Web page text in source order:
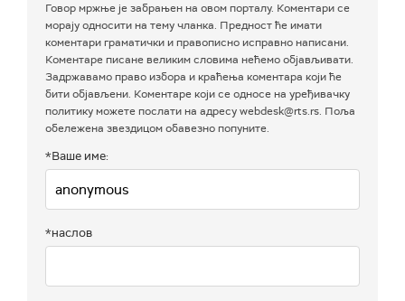
Говор мржње је забрањен на овом порталу. Коментари се
морају односити на тему чланка. Предност ће имати
коментари граматички и правописно исправно написани.
Коментаре писане великим словима нећемо објављивати.
Задржавамо право избора и краћења коментара који ће
бити објављени. Коментаре који се односе на уређивачку
политику можете послати на адресу webdesk@rts.rs. Поља
обележена звездицом обавезно попуните.
*Ваше име:
*наслов